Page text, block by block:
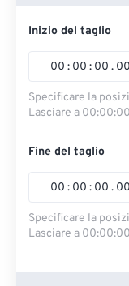
Inizio del taglio
00 : 00 : 00 . 00
Specificare la
Lasciare a
Fine del taglio
00 : 00 : 00 . 00
Specificare la
Lasciare a